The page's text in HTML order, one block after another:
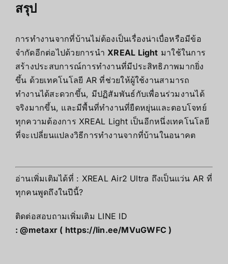
สรุป
การทำงานจากที่บ้านไม่ต้องเป็นเรื่องน่าเบื่อหรือมีข้อ
จำกัดอีกต่อไปด้วยการนำ XREAL Light มาใช้ในการ
สร้างประสบการณ์การทำงานที่มีประสิทธิภาพมากยิ่ง
ขึ้น ด้วยเทคโนโลยี AR ที่ช่วยให้ผู้ใช้งานสามารถ
ทำงานได้สะดวกขึ้น, มีปฏิสัมพันธ์กับเพื่อนร่วมงานได้
จริงมากขึ้น, และมีพื้นที่ทำงานที่ยืดหยุ่นและตอบโจทย์
ทุกความต้องการ XREAL Light เป็นอีกหนึ่งเทคโนโลยี
ที่จะเปลี่ยนแปลงวิธีการทำงานจากที่บ้านในอนาคต
อ่านเพิ่มเติมได้ที่ : XREAL Air2 Ultra ถึงเป็นแว่น AR ที่
ทุกคนพูดถึงในปีนี้?
ติดต่อสอบถามเพิ่มเติม LINE ID
: @metaxr ( https://lin.ee/MVuGWFC)